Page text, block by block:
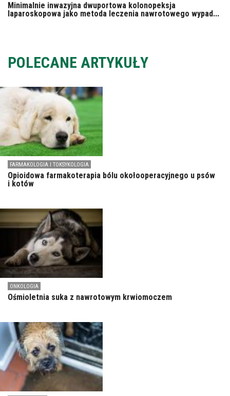
Minimalnie inwazyjna dwuportowa kolonopeksja
laparoskopowa jako metoda leczenia nawrotowego wypad...
POLECANE ARTYKUŁY
FARMAKOLOGIA I TOKSYKOLOGIA
Opioidowa farmakoterapia bólu okołooperacyjnego u psów
i kotów
ONKOLOGIA
Ośmioletnia suka z nawrotowym krwiomoczem